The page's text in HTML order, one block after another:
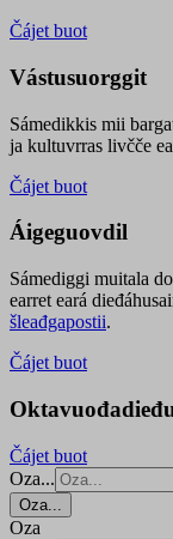
Čájet buot
Vástusuorggit
Sámedikkis mii
ja kultuvrras livčče
Čájet buot
Áigeguovdil
Sámediggi muitala
earret eará
šleađgapostii.
Čájet buot
Čájet buot
Oza...
Oza...
Oza